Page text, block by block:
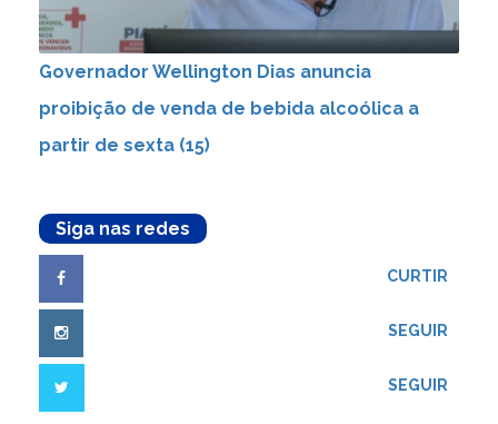
Governador Wellington Dias anuncia
proibição de venda de bebida alcoólica a
partir de sexta (15)
Siga nas redes
CURTIR
SEGUIR
SEGUIR